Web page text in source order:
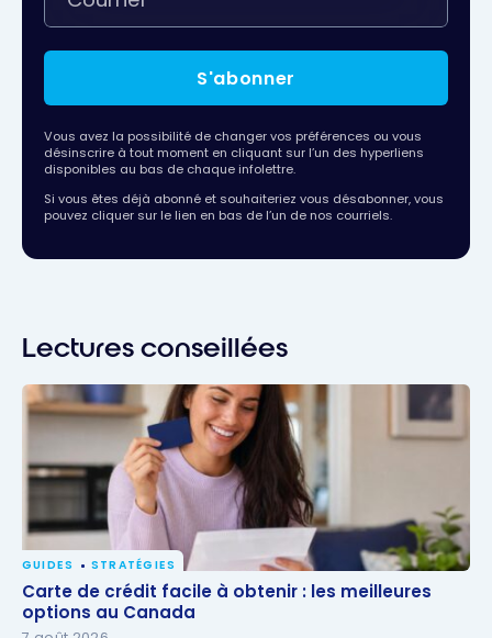
S'abonner
Vous avez la possibilité de changer vos préférences ou vous
désinscrire à tout moment en cliquant sur l’un des hyperliens
disponibles au bas de chaque infolettre.
Si vous êtes déjà abonné et souhaiteriez vous désabonner, vous
pouvez cliquer sur le lien en bas de l’un de nos courriels.
Lectures conseillées
Carte de crédit facile à obtenir : les meilleures
options au Canada
GUIDES STRATÉGIES
Carte de crédit facile à obtenir : les meilleures
options au Canada